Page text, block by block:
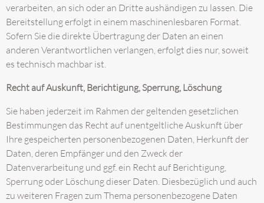
verarbeiten, an sich oder an Dritte aushändigen zu lassen. Die
Bereitstellung erfolgt in einem maschinenlesbaren Format.
Sofern Sie die direkte Übertragung der Daten an einen
anderen Verantwortlichen verlangen, erfolgt dies nur, soweit
es technisch machbar ist.
Recht auf Auskunft, Berichtigung, Sperrung, Löschung
Sie haben jederzeit im Rahmen der geltenden gesetzlichen
Bestimmungen das Recht auf unentgeltliche Auskunft über
Ihre gespeicherten personenbezogenen Daten, Herkunft der
Daten, deren Empfänger und den Zweck der
Datenverarbeitung und ggf. ein Recht auf Berichtigung,
Sperrung oder Löschung dieser Daten. Diesbezüglich und auch
zu weiteren Fragen zum Thema personenbezogene Daten